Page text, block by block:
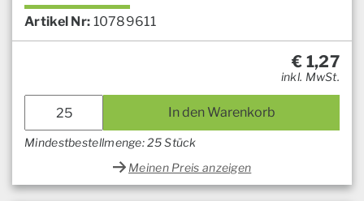
Artikel Nr: 10789611
€ 1,27
inkl. MwSt.
In den Warenkorb
Mindestbestellmenge: 25 Stück
Meinen Preis anzeigen